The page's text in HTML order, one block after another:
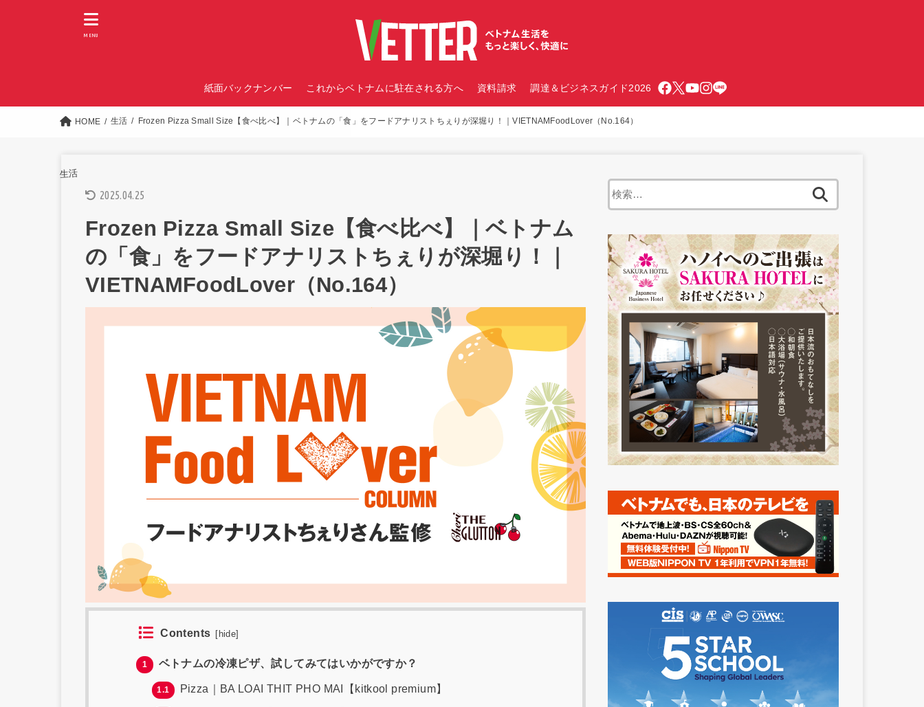
紙面バックナンバー これからベトナムに駐在される方へ 資料請求 調達＆ビジネスガイド2026
MENU
HOME 生活 Frozen Pizza Small Size【食べ比べ】｜ベトナムの「食」をフードアナリストちぇりが深堀り！｜VIETNAMFoodLover（No.164）
生活
2025.04.25
Frozen Pizza Small Size【食べ比べ】｜ベトナム
の「食」をフードアナリストちぇりが深堀り！｜
VIETNAMFoodLover（No.164）
Contents [ hide]
1 ベトナムの冷凍ピザ、試してみてはいかがですか？
1.1 Pizza｜BA LOAI THIT PHO MAI【kitkool premium】